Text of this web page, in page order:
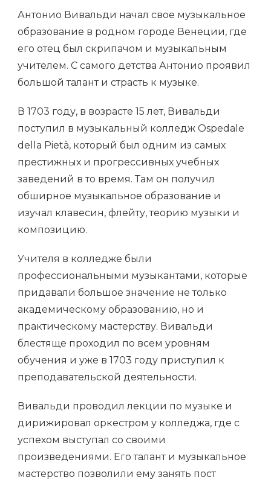
Антонио Вивальди начал свое музыкальное
образование в родном городе Венеции, где
его отец был скрипачом и музыкальным
учителем. С самого детства Антонио проявил
большой талант и страсть к музыке.
В 1703 году, в возрасте 15 лет, Вивальди
поступил в музыкальный колледж Ospedale
della Pietà, который был одним из самых
престижных и прогрессивных учебных
заведений в то время. Там он получил
обширное музыкальное образование и
изучал клавесин, флейту, теорию музыки и
композицию.
Учителя в колледже были
профессиональными музыкантами, которые
придавали большое значение не только
академическому образованию, но и
практическому мастерству. Вивальди
блестяще проходил по всем уровням
обучения и уже в 1703 году приступил к
преподавательской деятельности.
Вивальди проводил лекции по музыке и
дирижировал оркестром у колледжа, где с
успехом выступал со своими
произведениями. Его талант и музыкальное
мастерство позволили ему занять пост